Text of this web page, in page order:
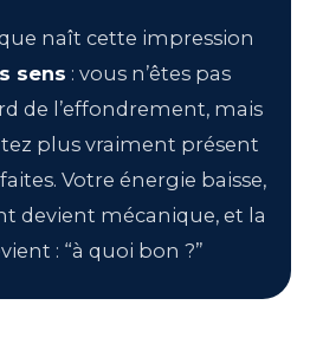
naît cette impression
sens : vous n’êtes pas
de l’effondrement, mais
plus vraiment présent
Votre énergie baisse,
devient mécanique, et la
: “à quoi bon ?”